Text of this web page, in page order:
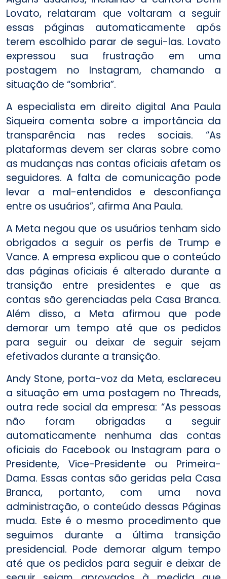
Lovato, relataram que voltaram a seguir
essas páginas automaticamente após
terem escolhido parar de segui-las. Lovato
expressou sua frustração em uma
postagem no Instagram, chamando a
situação de “sombria”.
A especialista em direito digital Ana Paula
Siqueira comenta sobre a importância da
transparência nas redes sociais. “As
plataformas devem ser claras sobre como
as mudanças nas contas oficiais afetam os
seguidores. A falta de comunicação pode
levar a mal-entendidos e desconfiança
entre os usuários”, afirma Ana Paula.
A Meta negou que os usuários tenham sido
obrigados a seguir os perfis de Trump e
Vance. A empresa explicou que o conteúdo
das páginas oficiais é alterado durante a
transição entre presidentes e que as
contas são gerenciadas pela Casa Branca.
Além disso, a Meta afirmou que pode
demorar um tempo até que os pedidos
para seguir ou deixar de seguir sejam
efetivados durante a transição.
Andy Stone, porta-voz da Meta, esclareceu
a situação em uma postagem no Threads,
outra rede social da empresa: “As pessoas
não foram obrigadas a seguir
automaticamente nenhuma das contas
oficiais do Facebook ou Instagram para o
Presidente, Vice-Presidente ou Primeira-
Dama. Essas contas são geridas pela Casa
Branca, portanto, com uma nova
administração, o conteúdo dessas Páginas
muda. Este é o mesmo procedimento que
seguimos durante a última transição
presidencial. Pode demorar algum tempo
até que os pedidos para seguir e deixar de